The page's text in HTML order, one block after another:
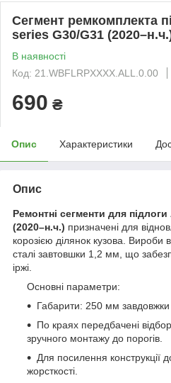
Сегмент ремкомплекта
series G30/G31
В наявності
Код: 21.WBFLRPXXXX.ALL.0.00
690 ₴
Опис Характеристики
Опис
Ремонтні сегменти для
(2020–н.ч.) призначені для
корозією ділянок кузова. Вироби
сталі завтовшки 1,2 мм, що
іржі.
Основні параметри:
Габарити: 250 мм
По краях передбачені
зручного монтажу до порогів.
Для посилення конструкції
жорсткості.